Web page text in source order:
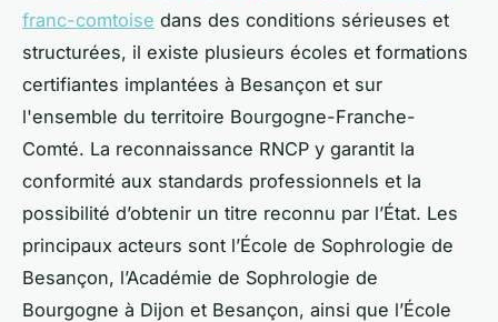
franc-comtoise dans des conditions sérieuses et
structurées, il existe plusieurs écoles et formations
certifiantes implantées à Besançon et sur
l'ensemble du territoire Bourgogne-Franche-
Comté. La reconnaissance RNCP y garantit la
conformité aux standards professionnels et la
possibilité d’obtenir un titre reconnu par l’État. Les
principaux acteurs sont l’École de Sophrologie de
Besançon, l’Académie de Sophrologie de
Bourgogne à Dijon et Besançon, ainsi que l’École